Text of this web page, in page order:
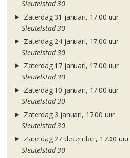
Sleutelstad 30
Zaterdag 31 januari, 17.00 uur
Sleutelstad 30
Zaterdag 24 januari, 17.00 uur
Sleutelstad 30
Zaterdag 17 januari, 17.00 uur
Sleutelstad 30
Zaterdag 10 januari, 17.00 uur
Sleutelstad 30
Zaterdag 3 januari, 17.00 uur
Sleutelstad 30
Zaterdag 27 december, 17.00 uur
Sleutelstad 30